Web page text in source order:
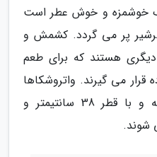
خوشمزه و خوش عطر است
پر می گردد. کشمش و
هستند که برای طعم
قرار می گیرند. واتروشکاها
معمولا اندازه مشخصی داشته و با قطر 38 سانتیمتر و